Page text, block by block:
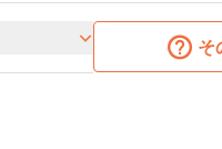
そ